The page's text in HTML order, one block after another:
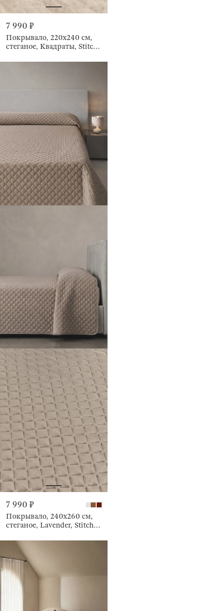
7 990 ₽
Покрывало, 220х240 см,
стеганое, Квадраты, Stitch
7 990 ₽
Покрывало, 240х260 см,
стеганое, Lavender, Stitch